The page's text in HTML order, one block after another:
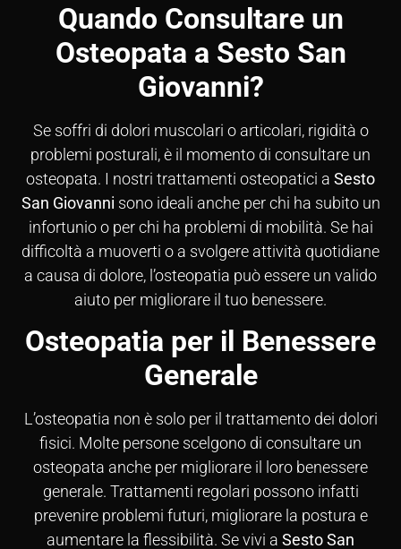
Quando Consultare un
Osteopata a Sesto San
Giovanni?
Se soffri di dolori muscolari o articolari, rigidità o
problemi posturali, è il momento di consultare un
osteopata. I nostri trattamenti osteopatici a Sesto
San Giovanni sono ideali anche per chi ha subito un
infortunio o per chi ha problemi di mobilità. Se hai
difficoltà a muoverti o a svolgere attività quotidiane
a causa di dolore, l’osteopatia può essere un valido
aiuto per migliorare il tuo benessere.
Osteopatia per il Benessere
Generale
L’osteopatia non è solo per il trattamento dei dolori
fisici. Molte persone scelgono di consultare un
osteopata anche per migliorare il loro benessere
generale. Trattamenti regolari possono infatti
prevenire problemi futuri, migliorare la postura e
aumentare la flessibilità. Se vivi a Sesto San